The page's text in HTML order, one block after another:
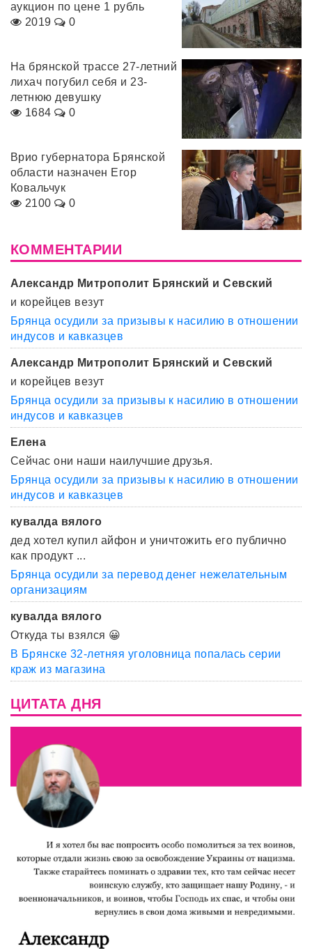
аукцион по цене 1 рубль
2019
0
На брянской трассе 27-летний
лихач погубил себя и 23-
летнюю девушку
1684
0
Врио губернатора Брянской
области назначен Егор
Ковальчук
2100
0
КОММЕНТАРИИ
Александр Митрополит Брянский и Севский
и корейцев везут
Брянца осудили за призывы к насилию в отношении
индусов и кавказцев
Александр Митрополит Брянский и Севский
и корейцев везут
Брянца осудили за призывы к насилию в отношении
индусов и кавказцев
Елена
Сейчас они наши наилучшие друзья.
Брянца осудили за призывы к насилию в отношении
индусов и кавказцев
кувалда вялого
дед хотел купил айфон и уничтожить его публично
как продукт ...
Брянца осудили за перевод денег нежелательным
организациям
кувалда вялого
Откуда ты взялся 😀
В Брянске 32-летняя уголовница попалась серии
краж из магазина
ЦИТАТА ДНЯ